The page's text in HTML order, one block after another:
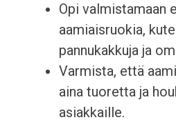
Opi valmistamaan
aamiaisruokia,
pannukakkuja ja
Varmista, että
aina tuoretta ja
asiakkaille.